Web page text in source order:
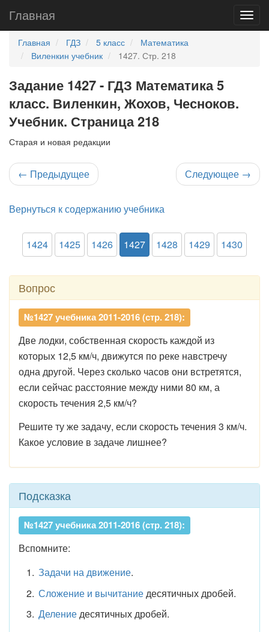
Главная
Главная ГДЗ 5 класс
Математика
Виленкин учебник
1427. Стр. 218
Задание 1427 - ГДЗ Математика 5
класс. Виленкин, Жохов, Чесноков.
Учебник. Страница 218
Старая и новая редакции
← Предыдущее Следующее →
Вернуться к содержанию учебника
1424 1425 1426 1427 1428 1429 1430
Вопрос
№1427 учебника 2011-2016 (стр. 218):
Две лодки, собственная скорость каждой из
которых 12,5 км/ч, движутся по реке навстречу
одна другой. Через сколько часов они встретятся,
если сейчас расстояние между ними 80 км, а
скорость течения 2,5 км/ч?
Решите ту же задачу, если скорость течения 3 км/ч.
Какое условие в задаче лишнее?
Подсказка
№1427 учебника 2011-2016 (стр. 218):
Вспомните:
Задачи на движение.
Сложение и вычитаниедесятичных дробей.
Делениедесятичных дробей.